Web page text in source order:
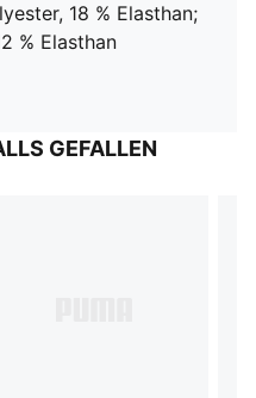
18 % Elasthan;
% Elasthan
GEFALLEN